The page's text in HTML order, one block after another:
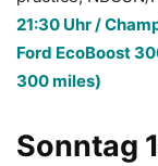
21:30 Uhr /
Ford EcoBoost
300 miles)
Sonntag